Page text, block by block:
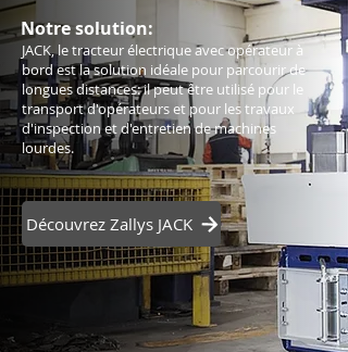
Notre solution:
JACK, le tracteur électrique avec opérateur à
bord est la solution idéale pour parcourir de
longues distances: il peut être utilisé pour le
transport d'opérateurs et pour les travaux
d'inspection et d'entretien de machines
lourdes.
Découvrez Zallys JACK